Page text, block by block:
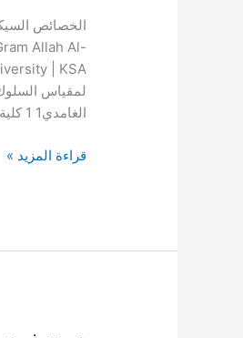
Allah Al-
الغامدي1 1 كلية التربية | جامعة
لطلبة
المرحلة
المتوسطة
قراءة المزيد »
دمج